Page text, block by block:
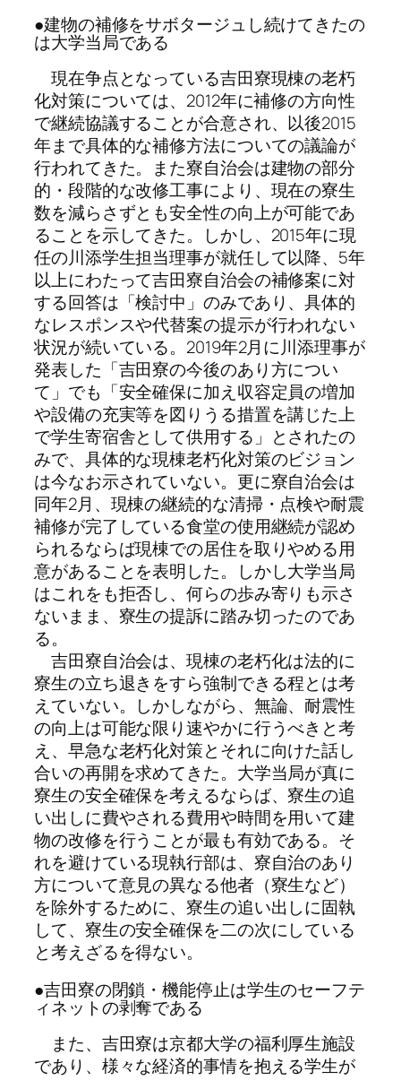
●建物の補修をサボタージュし続けてきたの
は大学当局である
現在争点となっている吉田寮現棟の老朽
化対策については、2012年に補修の方向性
で継続協議することが合意され、以後2015
年まで具体的な補修方法についての議論が
行われてきた。また寮自治会は建物の部分
的・段階的な改修工事により、現在の寮生
数を減らさずとも安全性の向上が可能であ
ることを示してきた。しかし、2015年に現
任の川添学生担当理事が就任して以降、5年
以上にわたって吉田寮自治会の補修案に対
する回答は「検討中」のみであり、具体的
なレスポンスや代替案の提示が行われない
状況が続いている。2019年2月に川添理事が
発表した「吉田寮の今後のあり方につい
て」でも「安全確保に加え収容定員の増加
や設備の充実等を図りうる措置を講じた上
で学生寄宿舎として供用する」とされたの
みで、具体的な現棟老朽化対策のビジョン
は今なお示されていない。更に寮自治会は
同年2月、現棟の継続的な清掃・点検や耐震
補修が完了している食堂の使用継続が認め
られるならば現棟での居住を取りやめる用
意があることを表明した。しかし大学当局
はこれをも拒否し、何らの歩み寄りも示さ
ないまま、寮生の提訴に踏み切ったのであ
る。
吉田寮自治会は、現棟の老朽化は法的に
寮生の立ち退きをすら強制できる程とは考
えていない。しかしながら、無論、耐震性
の向上は可能な限り速やかに行うべきと考
え、早急な老朽化対策とそれに向けた話し
合いの再開を求めてきた。大学当局が真に
寮生の安全確保を考えるならば、寮生の追
い出しに費やされる費用や時間を用いて建
物の改修を行うことが最も有効である。そ
れを避けている現執行部は、寮自治のあり
方について意見の異なる他者（寮生など）
を除外するために、寮生の追い出しに固執
して、寮生の安全確保を二の次にしている
と考えざるを得ない。
●吉田寮の閉鎖・機能停止は学生のセーフテ
ィネットの剥奪である
また、吉田寮は京都大学の福利厚生施設
であり、様々な経済的事情を抱える学生が